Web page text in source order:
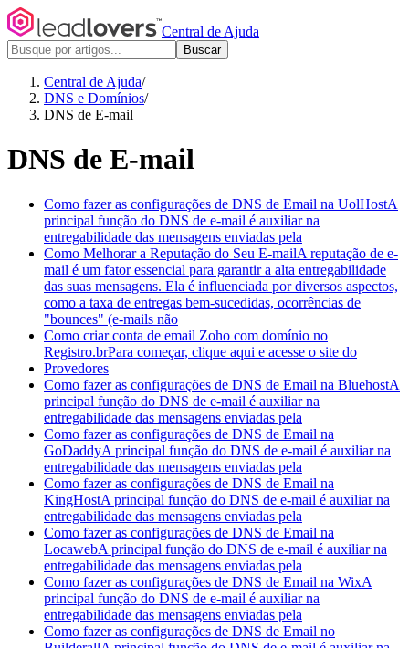
Central de Ajuda
Buscar
Central de Ajuda/
DNS e Domínios/
DNS de E-mail
DNS de E-mail
Como fazer as configurações de DNS de Email na UolHostA
principal função do DNS de e-mail é auxiliar na
entregabilidade das mensagens enviadas pela
Como Melhorar a Reputação do Seu E-mailA reputação de e-
mail é um fator essencial para garantir a alta entregabilidade
das suas mensagens. Ela é influenciada por diversos aspectos,
como a taxa de entregas bem-sucedidas, ocorrências de
"bounces" (e-mails não
Como criar conta de email Zoho com domínio no
Registro.brPara começar, clique aqui e acesse o site do
Provedores
Como fazer as configurações de DNS de Email na BluehostA
principal função do DNS de e-mail é auxiliar na
entregabilidade das mensagens enviadas pela
Como fazer as configurações de DNS de Email na
GoDaddyA principal função do DNS de e-mail é auxiliar na
entregabilidade das mensagens enviadas pela
Como fazer as configurações de DNS de Email na
KingHostA principal função do DNS de e-mail é auxiliar na
entregabilidade das mensagens enviadas pela
Como fazer as configurações de DNS de Email na
LocawebA principal função do DNS de e-mail é auxiliar na
entregabilidade das mensagens enviadas pela
Como fazer as configurações de DNS de Email na WixA
principal função do DNS de e-mail é auxiliar na
entregabilidade das mensagens enviadas pela
Como fazer as configurações de DNS de Email no